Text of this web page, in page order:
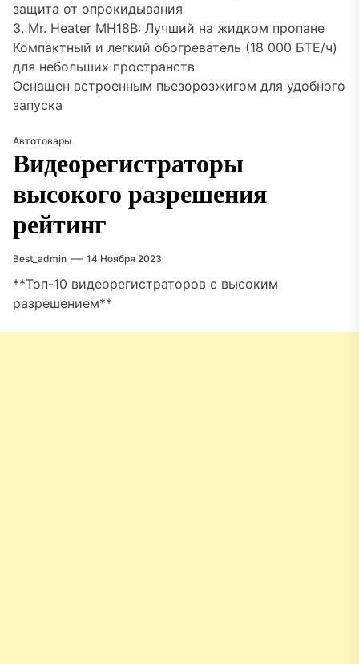
защита от опрокидывания
3. Mr. Heater MH18B: Лучший на жидком пропане
Компактный и легкий обогреватель (18 000 БТЕ/ч)
для небольших пространств
Оснащен встроенным пьезорозжигом для удобного
запуска
Автотовары
Видеорегистраторы
высокого разрешения
рейтинг
Best_admin 14 Ноября 2023
**Топ-10 видеорегистраторов с высоким
разрешением**